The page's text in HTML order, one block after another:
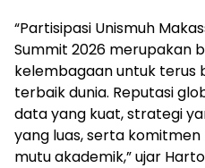
“Partisipasi Unismuh
Summit 2026 merupakan
kelembagaan untuk terus
terbaik dunia. Reputasi
data yang kuat, strategi
yang luas, serta
mutu akademik,” ujar